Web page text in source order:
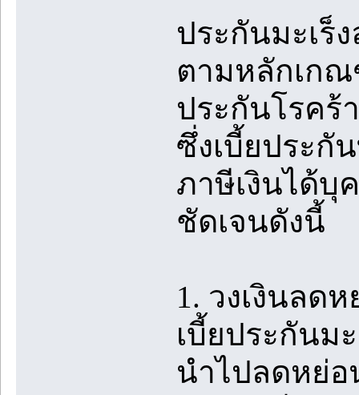
ประกันมะเร็
ตามหลักเกณ
ประกันโรคร้
ซึ่งเบี้ยประ
ภาษีเงินได้บุ
ชัดเจนดังนี้
1. วงเงินลด
เบี้ยประกันม
นำไปลดหย่อ